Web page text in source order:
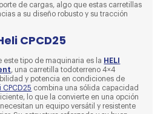
de cargas, algo que estas carretillas
a su diseño robusto y su tracción
CPCD25
este tipo de maquinaria es la HELI
, una carretilla todoterreno 4×4
y potencia en condiciones de
CPCD25 combina una sólida capacidad
lo que la convierte en una opción
un equipo versátil y resistente